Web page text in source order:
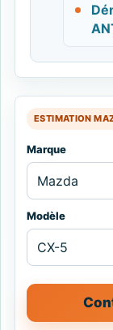
ESTIMATION
Marque
Modèle